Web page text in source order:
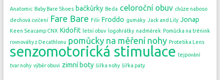
Anatomic Baby Bare Shoes bačkůrky Beda celoroční obuv chůze naboso
dechová cvičení Fare Bare Filii Froddo gumáky Jack and Lily Jonap
Keen Seacamp CNX Kidofit letní obuv logohrátky nadměrek Pomůcka na trénink
rovnováhy z Decathlonu pomůcky na měření nohy Protetika Lens
senzomotorická stimulace tejpování
tvar nohy výběr obuvi zimní boty šířka nohy šířka paty